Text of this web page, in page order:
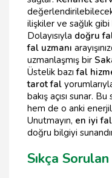
ilişkiler ve sağlık
Dolayısıyla doğru
fal uzmanı
uzmanlaşmış bir
Üstelik bazıfal
tarot fal
bakış açısı sunar.
hem de o anki
Unutmayın, en iyi fal
doğru bilgiyi
Sıkça